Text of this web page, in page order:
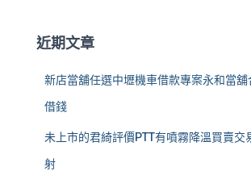
:近期文章
新店當舖任選中壢機車借款專案永和當舖
借錢
未上市的君綺評價PTT有噴霧降溫買賣交
射